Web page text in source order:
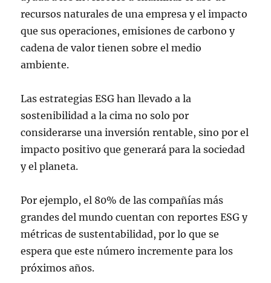
recursos naturales de una empresa y el impacto
que sus operaciones, emisiones de carbono y
cadena de valor tienen sobre el medio
ambiente.
Las estrategias ESG han llevado a la
sostenibilidad a la cima no solo por
considerarse una inversión rentable, sino por el
impacto positivo que generará para la sociedad
y el planeta.
Por ejemplo, el 80% de las compañías más
grandes del mundo cuentan con reportes ESG y
métricas de sustentabilidad, por lo que se
espera que este número incremente para los
próximos años.